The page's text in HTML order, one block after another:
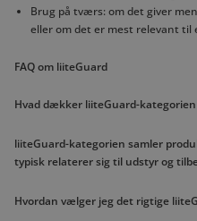
Brug på tværs: om det giver
eller om det er mest relevant til
FAQ om liiteGuard
Hvad dækker liiteGuard-kategorien
liiteGuard-kategorien samler
typisk relaterer sig til udstyr og
Hvordan vælger jeg det rigtige